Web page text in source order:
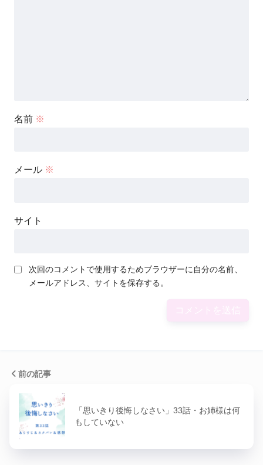
名前 ※
メール ※
サイト
次回のコメントで使用するためブラウザーに自分の名前、
メールアドレス、サイトを保存する。
前の記事
「思いきり後悔しなさい」33話・お姉様は何
もしていない